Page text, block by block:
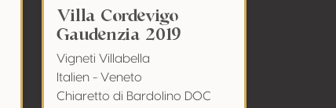
Villa Cordevigo
Gaudenzia 2019
Vigneti Villabella
Italien - Veneto
Chiaretto di Bardolino DOC